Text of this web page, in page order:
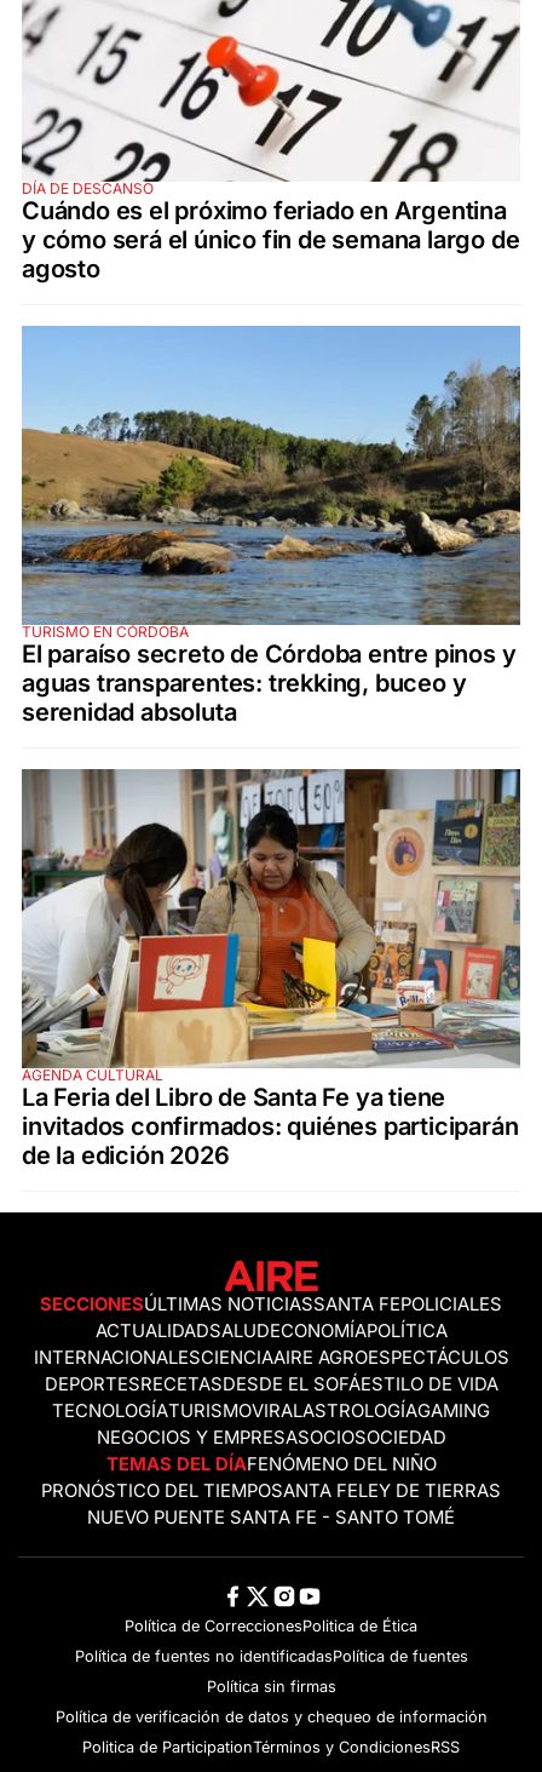
DÍA DE DESCANSO
Cuándo es el próximo feriado en Argentina
y cómo será el único fin de semana largo de
agosto
TURISMO EN CÓRDOBA
El paraíso secreto de Córdoba entre pinos y
aguas transparentes: trekking, buceo y
serenidad absoluta
AGENDA CULTURAL
La Feria del Libro de Santa Fe ya tiene
invitados confirmados: quiénes participarán
de la edición 2026
SECCIONESÚLTIMAS NOTICIASSANTA FEPOLICIALES
ACTUALIDADSALUDECONOMÍAPOLÍTICA
INTERNACIONALESCIENCIAAIRE AGROESPECTÁCULOS
DEPORTESRECETASDESDE EL SOFÁESTILO DE VIDA
TECNOLOGÍATURISMOVIRALASTROLOGÍAGAMING
NEGOCIOS Y EMPRESASOCIOSOCIEDAD
TEMAS DEL DÍAFENÓMENO DEL NIÑO
PRONÓSTICO DEL TIEMPOSANTA FELEY DE TIERRAS
NUEVO PUENTE SANTA FE - SANTO TOMÉ
Política de CorreccionesPolitica de Ética
Política de fuentes no identificadasPolítica de fuentes
Política sin firmas
Política de verificación de datos y chequeo de información
Politica de ParticipationTérminos y CondicionesRSS